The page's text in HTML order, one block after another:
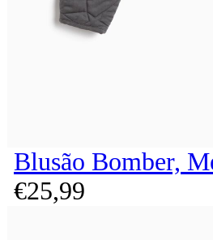
Blusão Bomber,
€25,99